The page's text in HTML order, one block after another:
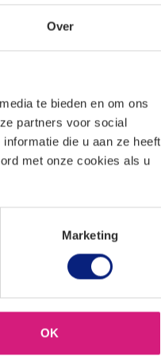
Over
te bieden en om ons
partners voor social
die u aan ze heeft
met onze cookies als u
Marketing
OK
van een
ging Uber in
de Hoge
van een
voor
werkende
oordeel
werkenden
voor